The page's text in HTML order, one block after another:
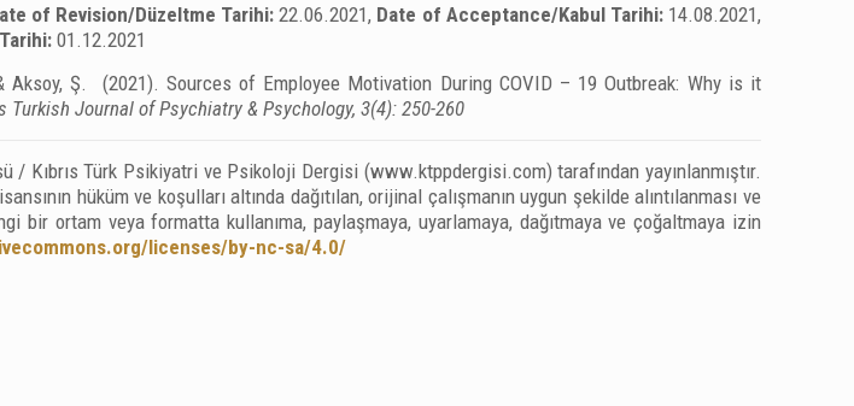
of Revision/Düzeltme Tarihi:22.06.2021, Date of Acceptance/Kabul Tarihi: 14.08.2021,
01.12.2021
Aksoy, Ş. (2021). Sources of Employee Motivation During COVID – 19 Outbreak: Why is it
Turkish Journal of Psychiatry & Psychology, 3(4): 250-260
/ Kıbrıs Türk Psikiyatri ve Psikoloji Dergisi (www.ktppdergisi.com) tarafından yayınlanmıştır.
hüküm ve koşulları altında dağıtılan, orijinal çalışmanın uygun şekilde alıntılanması ve
bir ortam veya formatta kullanıma, paylaşmaya, uyarlamaya, dağıtmaya ve çoğaltmaya izin
licenses/by-nc-sa/4.0/